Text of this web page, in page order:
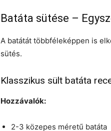
Batáta sütése –
A batátát többféleképpen is
sütés.
Klasszikus sült batáta
Hozzávalók:
2-3 közepes méretű batáta